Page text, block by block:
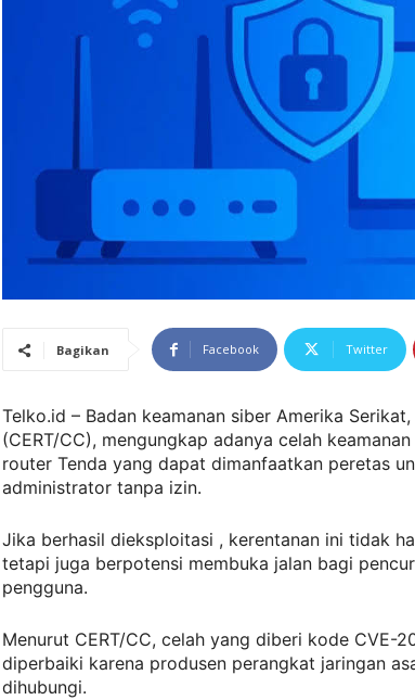
Bagikan Facebook Twitter
Telko.id – Badan keamanan siber Amerika
(CERT/CC), mengungkap adanya celah
router Tenda yang dapat dimanfaatkan peretas
administrator tanpa izin.
Jika berhasil dieksploitasi , kerentanan ini tidak
tetapi juga berpotensi membuka jalan bagi
pengguna.
Menurut CERT/CC, celah yang diberi kode CVE-
diperbaiki karena produsen perangkat jaringan
dihubungi.